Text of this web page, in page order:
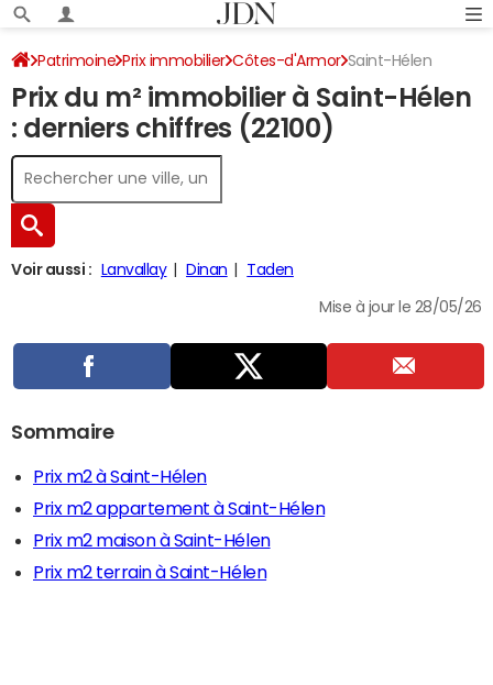
Patrimoine Prix immobilier Côtes-d'Armor Saint-Hélen
Prix du m² immobilier à Saint-Hélen
: derniers chiffres (22100)
Voir aussi : Lanvallay Dinan Taden
Mise à jour le 28/05/26
Sommaire
Prix m2 à Saint-Hélen
Prix m2 appartement à Saint-Hélen
Prix m2 maison à Saint-Hélen
Prix m2 terrain à Saint-Hélen